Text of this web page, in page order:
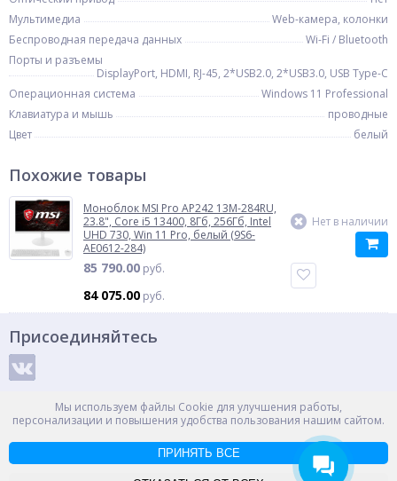
Мультимедиа
Web-камера, колонки
Беспроводная передача данных
Wi-Fi / Bluetooth
Порты и разъемы
DisplayPort, HDMI, RJ-45, 2*USB2.0, 2*USB3.0, USB Type-C
Операционная система
Windows 11 Professional
Клавиатура и мышь
проводные
Цвет
белый
Похожие товары
Моноблок MSI Pro AP242 13M-284RU,
23.8", Core i5 13400, 8Гб, 256Гб, Intel
UHD 730, Win 11 Pro, белый (9S6-
AE0612-284)
85 790.00 руб.
84 075.00 руб.
Нет в наличии
Мы используем файлы Cookie для улучшения работы,
персонализации и повышения удобства пользования нашим сайтом.
ПРИНЯТЬ ВСЕ
Присоединяйтесь
Способы оплаты